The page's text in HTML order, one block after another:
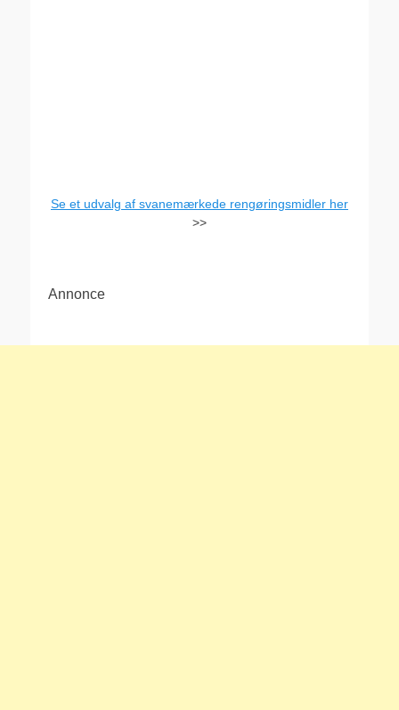
Se et udvalg af svanemærkede rengøringsmidler her
>>
Annonce